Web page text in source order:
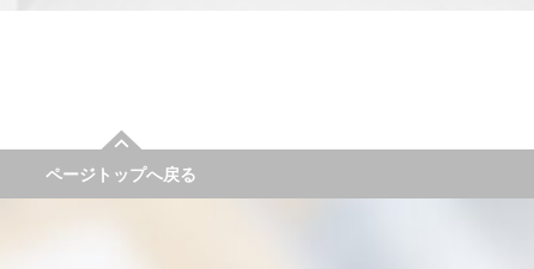
ページトップへ戻る